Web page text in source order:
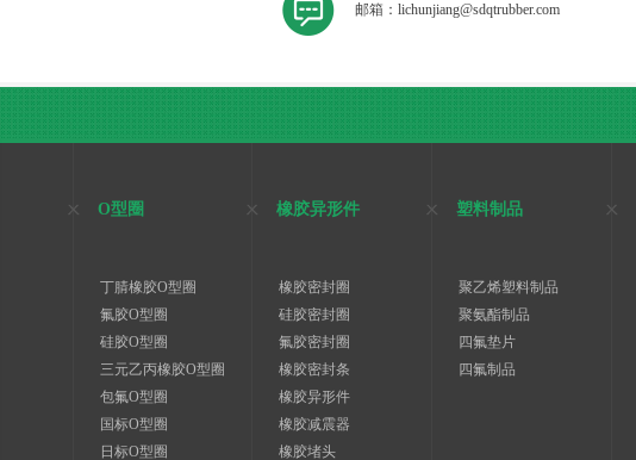
邮箱：lichunjiang@sdqtrubber.com
O型圈
丁腈橡胶O型圈
氟胶O型圈
硅胶O型圈
三元乙丙橡胶O型圈
包氟O型圈
国标O型圈
日标O型圈
橡胶异形件
橡胶密封圈
硅胶密封圈
氟胶密封圈
橡胶密封条
橡胶异形件
橡胶减震器
橡胶堵头
塑料制品
聚乙烯塑料制品
聚氨酯制品
四氟垫片
四氟制品